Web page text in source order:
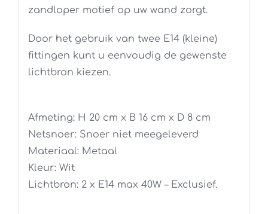
zandloper motief op uw wand zorgt.
Door het gebruik van twee E14 (kleine)
fittingen kunt u eenvoudig de gewenste
lichtbron kiezen.
Afmeting: H 20 cm x B 16 cm x D 8 cm
Netsnoer: Snoer niet meegeleverd
Materiaal: Metaal
Kleur: Wit
Lichtbron: 2 x E14 max 40W – Exclusief.